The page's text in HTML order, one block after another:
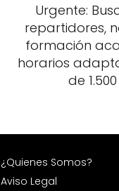
Urgente:
repartidores,
formación
horarios
de
¿Quienes Somos?
Aviso Legal